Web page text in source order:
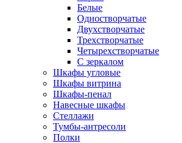
Белые
Одностворчатые
Двухстворчатые
Трехстворчатые
Четырехстворчатые
С зеркалом
Шкафы угловые
Шкафы витрина
Шкафы-пенал
Навесные шкафы
Стеллажи
Тумбы-антресоли
Полки